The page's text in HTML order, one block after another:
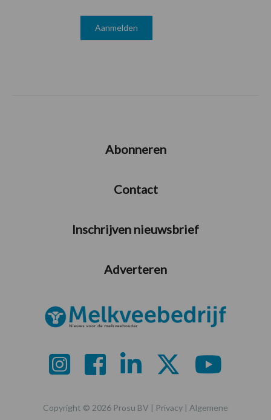
Abonneren
Contact
Inschrijven nieuwsbrief
Adverteren
Copyright © 2026 Prosu BV | Privacy | Algemene